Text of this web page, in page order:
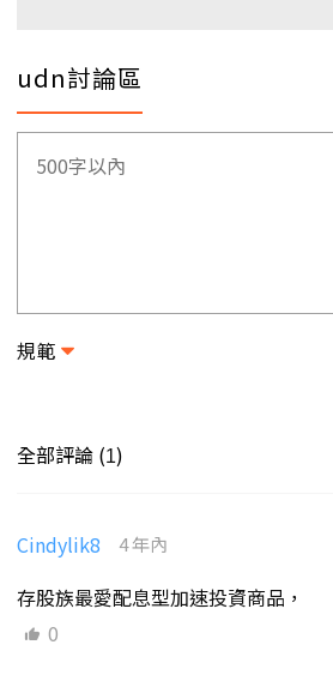
udn討論區
規範
全部評論 (1)
Cindylik8 4 年內
存股族最愛配息型加速投資商品，
0